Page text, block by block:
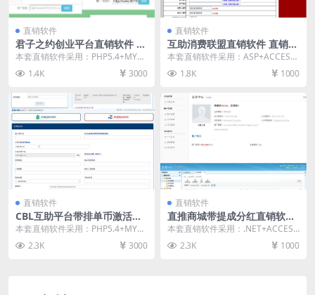
直销软件
君子之约创业平台直销软件 直
销系统 直销管理软件
本套直销软件采用：PHP5.4+MYS
QL开发，是一套君子之约创业平台
直销软件，...
1.4K 3000
直销软件
互助消费联盟直销软件 直销系
统 直销管理软件
本套直销软件采用：ASP+ACCESS
开发，是一套互助消费联盟直销软
件，直销管理...
1.8K 1000
直销软件
CBL互助平台带排单币激活币
在线购买直销软件 直销系统
本套直销软件采用：PHP5.4+MYS
QL开发，是一套CBL互助平台带排
单币激活...
2.3K 3000
直销软件
直推商城带提成分红直销软件
直销系统 直销管理软件
本套直销软件采用：.NET+ACCESS
开发，是一套直推商城带提成分红
直销软件，...
2.3K 1000